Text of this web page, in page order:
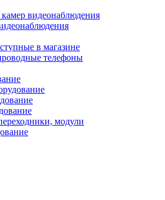
видеонаблюдения
в магазине
телефоны
модули